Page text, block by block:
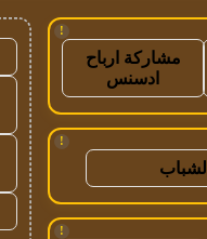
!
مشاركة ارباح
ادسنس
!
!